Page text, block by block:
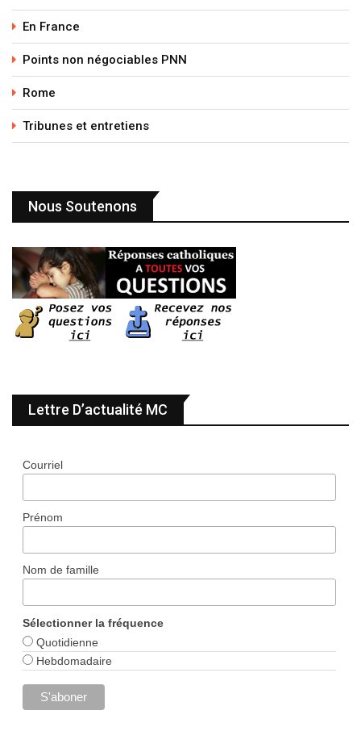
En France
Points non négociables PNN
Rome
Tribunes et entretiens
Nous Soutenons
Lettre D’actualité MC
Courriel
Prénom
Nom de famille
Sélectionner la fréquence
Quotidienne
Hebdomadaire